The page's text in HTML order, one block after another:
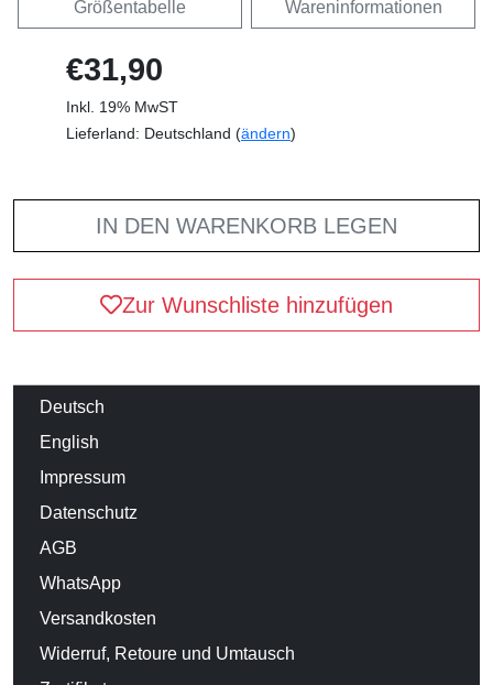
Größentabelle Wareninformationen
€31,90
Inkl. 19% MwST
Lieferland: Deutschland (ändern)
IN DEN WARENKORB LEGEN
Zur Wunschliste hinzufügen
Deutsch
English
Impressum
Datenschutz
AGB
WhatsApp
Versandkosten
Widerruf, Retoure und Umtausch